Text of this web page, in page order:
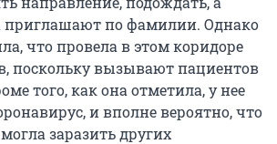
приглашают по фамилии. Однако
что провела в этом коридоре
поскольку вызывают пациентов
того, как она отметила, у нее
и вполне вероятно, что
заразить других